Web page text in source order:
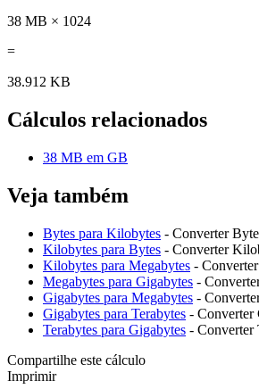
38 MB × 1024
=
38.912 KB
Cálculos relacionados
38 MB em GB
Veja também
Bytes para Kilobytes - Converter
Kilobytes para Bytes - Converter
Kilobytes para Megabytes -
Megabytes para Gigabytes -
Gigabytes para Megabytes -
Gigabytes para Terabytes - Converter
Terabytes para Gigabytes - Converter
Compartilhe este cálculo
Imprimir